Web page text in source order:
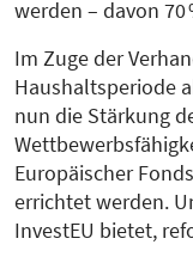
werden – davon
Im Zuge der
Haushaltsperiode
nun die Stärkung
Europäischer
errichtet werden.
InvestEU bietet,